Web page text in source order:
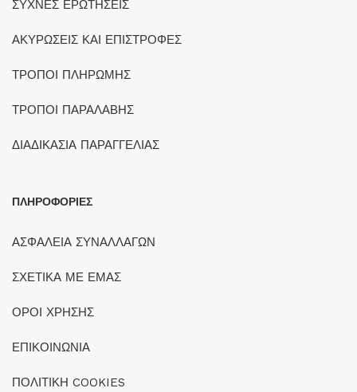
ΣΥΧΝΕΣ ΕΡΩΤΗΣΕΙΣ
ΑΚΥΡΩΣΕΙΣ ΚΑΙ ΕΠΙΣΤΡΟΦΕΣ
ΤΡΟΠΟΙ ΠΛΗΡΩΜΗΣ
ΤΡΟΠΟΙ ΠΑΡΑΛΑΒΗΣ
ΔΙΑΔΙΚΑΣΙΑ ΠΑΡΑΓΓΕΛΙΑΣ
ΠΛΗΡΟΦΟΡΙΕΣ
ΑΣΦΑΛΕΙΑ ΣΥΝΑΛΛΑΓΩΝ
ΣΧΕΤΙΚΑ ΜΕ ΕΜΑΣ
ΟΡΟΙ ΧΡΗΣΗΣ
ΕΠΙΚΟΙΝΩΝΙΑ
ΠΟΛΙΤΙΚΗ COOKIES